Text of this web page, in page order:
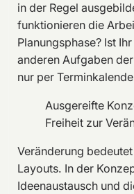
in der Regel
funktionieren die
Planungsphase? Ist
anderen Aufgaben
nur per
Ausgereifte
Freiheit zur
Veränderung
Layouts. In der
Ideenaustausch und